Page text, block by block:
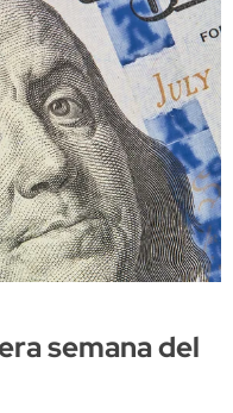
semana del